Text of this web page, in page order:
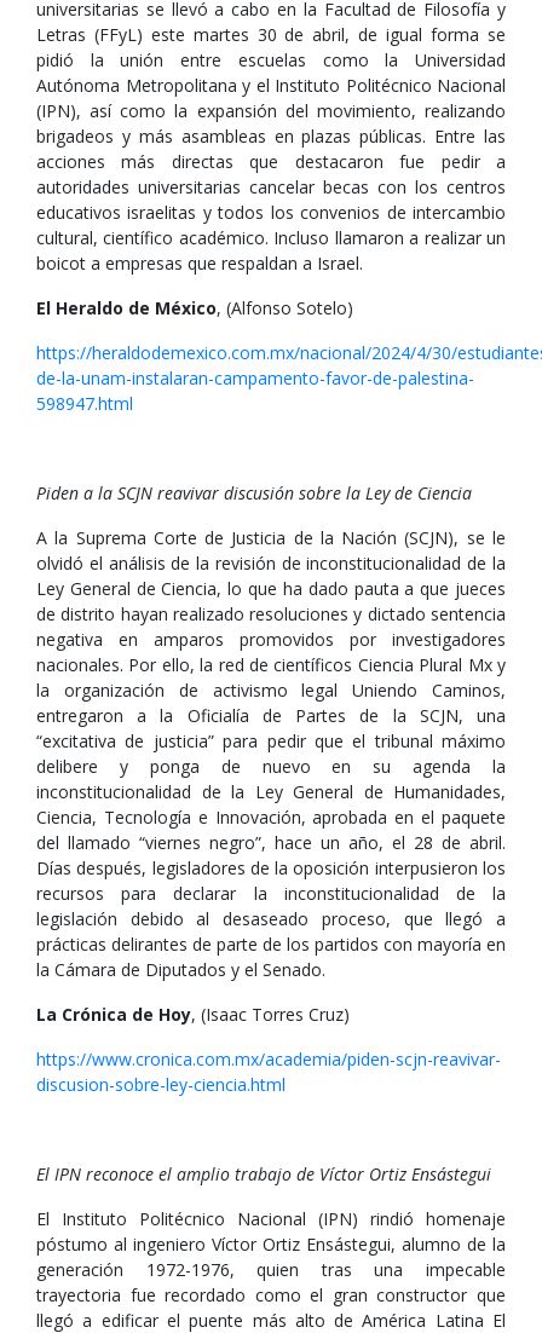
universitarias se llevó a cabo en la Facultad de Filosofía y
Letras (FFyL) este martes 30 de abril, de igual forma se
pidió la unión entre escuelas como la Universidad
Autónoma Metropolitana y el Instituto Politécnico Nacional
(IPN), así como la expansión del movimiento, realizando
brigadeos y más asambleas en plazas públicas. Entre las
acciones más directas que destacaron fue pedir a
autoridades universitarias cancelar becas con los centros
educativos israelitas y todos los convenios de intercambio
cultural, científico académico. Incluso llamaron a realizar un
boicot a empresas que respaldan a Israel.
El Heraldo de México, (Alfonso Sotelo)
https://heraldodemexico.com.mx/nacional/2024/4/30/
de-la-unam-instalaran-campamento-favor-de-palestina-
598947.html
Piden a la SCJN reavivar discusión sobre la Ley de Ciencia
A la Suprema Corte de Justicia de la Nación (SCJN), se le
olvidó el análisis de la revisión de inconstitucionalidad de la
Ley General de Ciencia, lo que ha dado pauta a que jueces
de distrito hayan realizado resoluciones y dictado sentencia
negativa en amparos promovidos por investigadores
nacionales. Por ello, la red de científicos Ciencia Plural Mx y
la organización de activismo legal Uniendo Caminos,
entregaron a la Oficialía de Partes de la SCJN, una
“excitativa de justicia” para pedir que el tribunal máximo
delibere y ponga de nuevo en su agenda la
inconstitucionalidad de la Ley General de Humanidades,
Ciencia, Tecnología e Innovación, aprobada en el paquete
del llamado “viernes negro”, hace un año, el 28 de abril.
Días después, legisladores de la oposición interpusieron los
recursos para declarar la inconstitucionalidad de la
legislación debido al desaseado proceso, que llegó a
prácticas delirantes de parte de los partidos con mayoría en
la Cámara de Diputados y el Senado.
La Crónica de Hoy, (Isaac Torres Cruz)
https://www.cronica.com.mx/academia/piden-scjn-reavivar-
discusion-sobre-ley-ciencia.html
El IPN reconoce el amplio trabajo de Víctor Ortiz Ensástegui
El Instituto Politécnico Nacional (IPN) rindió homenaje
póstumo al ingeniero Víctor Ortiz Ensástegui, alumno de la
generación 1972-1976, quien tras una impecable
trayectoria fue recordado como el gran constructor que
llegó a edificar el puente más alto de América Latina El